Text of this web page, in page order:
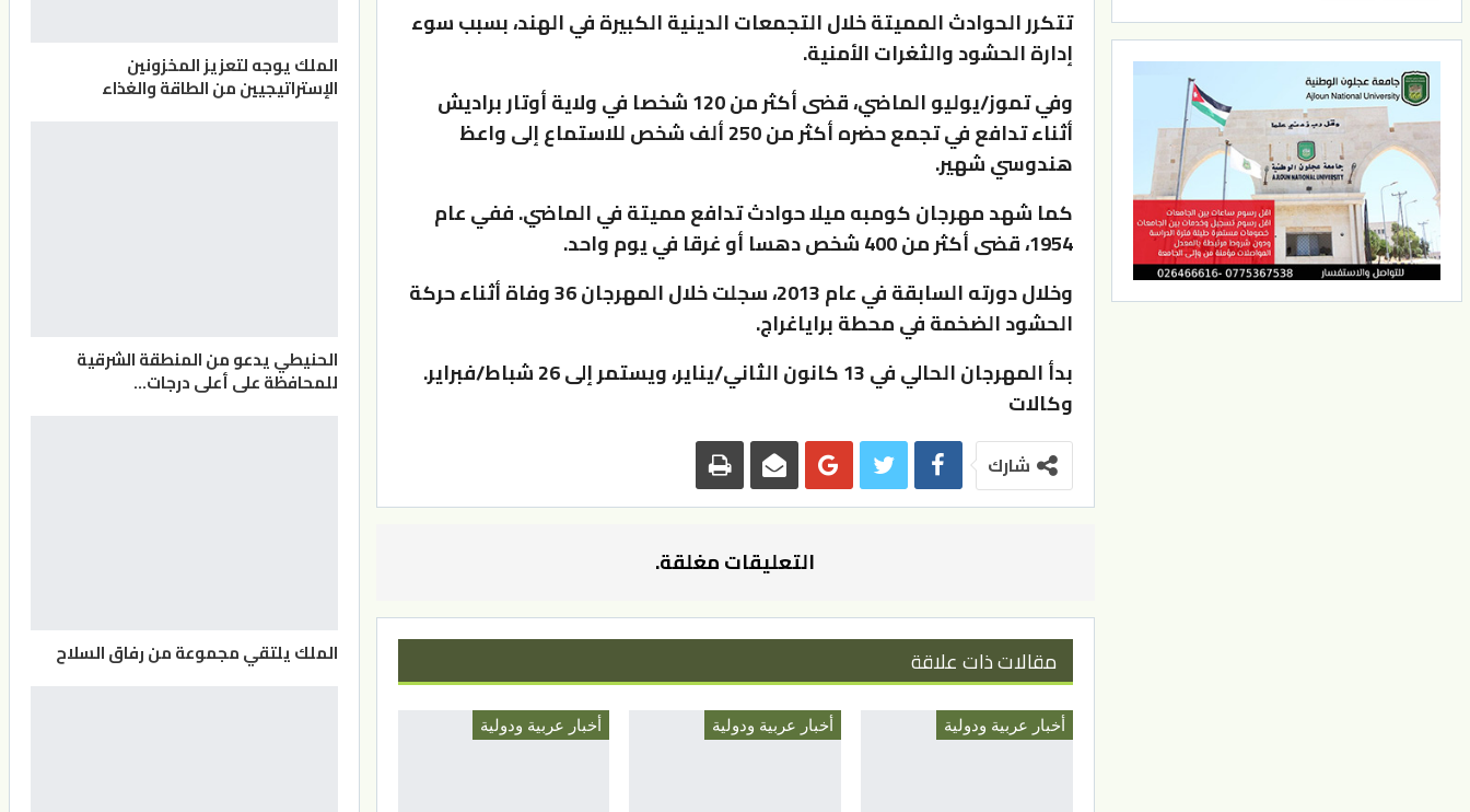
تتكرر الحوادث المميتة خلال التجمعات الدينية الكبيرة في الهند، بسبب سوء
إدارة الحشود والثغرات الأمنية.
وفي تموز/يوليو الماضي، قضى أكثر من 120 شخصا في ولاية أوتار براديش
أثناء تدافع في تجمع حضره أكثر من 250 ألف شخص للاستماع إلى واعظ
هندوسي شهير.
كما شهد مهرجان كومبه ميلا حوادث تدافع مميتة في الماضي. ففي عام
1954، قضى أكثر من 400 شخص دهسا أو غرقا في يوم واحد.
وخلال دورته السابقة في عام 2013، سجلت خلال المهرجان 36 وفاة أثناء حركة
الحشود الضخمة في محطة براياغراج.
بدأ المهرجان الحالي في 13 كانون الثاني/يناير، ويستمر إلى 26 شباط/فبراير.
وكالات
شارك
التعليقات مغلقة.
مقالات ذات علاقة
أخبار عربية ودولية أخبار عربية ودولية أخبار عربية ودولية
الملك يوجه لتعزيز المخزونين
الإستراتيجيين من الطاقة والغذاء
الحنيطي يدعو من المنطقة الشرقية
للمحافظة على أعلى درجات…
الملك يلتقي مجموعة من رفاق السلاح